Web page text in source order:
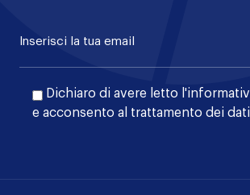
Dichiaro di avere letto l'
e acconsento al trattamento dei